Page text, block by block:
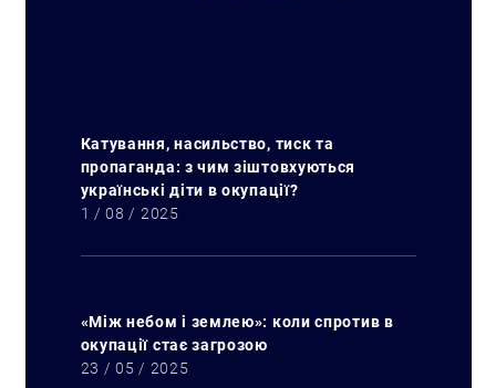
Катування, насильство, тиск та
пропаганда: з чим зіштовхуються
українські діти в окупації?
1 / 08 / 2025
«Між небом і землею»: коли спротив в
окупації стає загрозою
23 / 05 / 2025